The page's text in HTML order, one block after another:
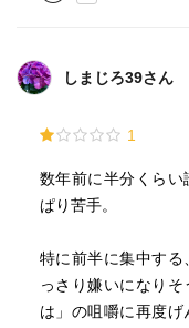
しまじろ39さん
1
数年前に半分くらい
ぱり苦手。
特に前半に集中す
っさり嫌いになり
は」の咀嚼に再度